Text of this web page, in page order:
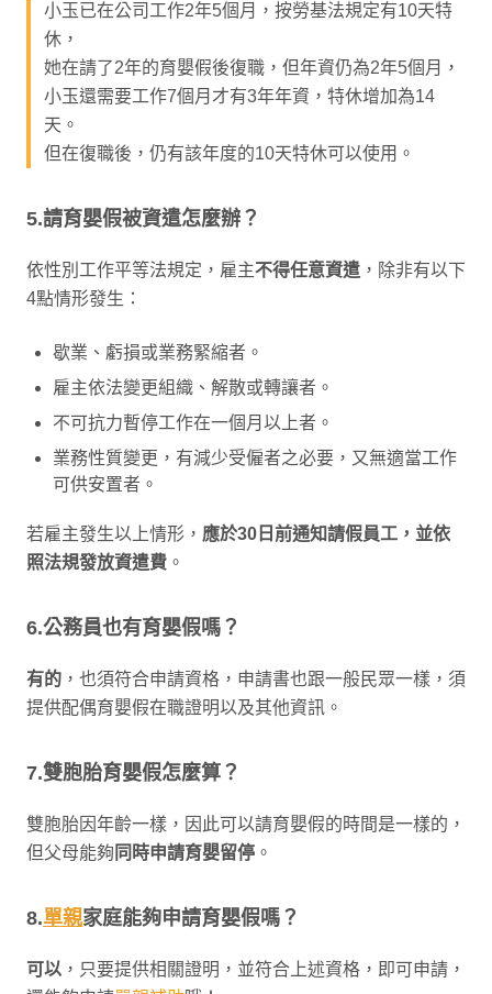
小玉已在公司工作2年5個月，按勞基法規定有10天特
休，
她在請了2年的育嬰假後復職，但年資仍為2年5個月，
小玉還需要工作7個月才有3年年資，特休增加為14
天。
但在復職後，仍有該年度的10天特休可以使用。
5.請育嬰假被資遣怎麼辦？
依性別工作平等法規定，雇主不得任意資遣 ，除非有以下
4點情形發生：
歇業、虧損或業務緊縮者。
雇主依法變更組織、解散或轉讓者。
不可抗力暫停工作在一個月以上者。
業務性質變更，有減少受僱者之必要，又無適當工作
可供安置者。
若雇主發生以上情形， 應於30日前通知請假員工，並依
照法規發放資遣費 。
6.公務員也有育嬰假嗎？
有的 ，也須符合申請資格，申請書也跟一般民眾一樣，須
提供配偶育嬰假在職證明以及其他資訊。
7.雙胞胎育嬰假怎麼算？
雙胞胎因年齡一樣，因此可以請育嬰假的時間是一樣的，
但父母能夠 同時申請育嬰留停 。
8.單親家庭能夠申請育嬰假嗎？
可以 ，只要提供相關證明，並符合上述資格，即可申請，